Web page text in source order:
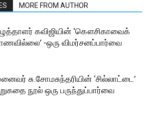
MORE FROM AUTHOR
கவிஜியின் ‘கௌசிகாவைக்
-ஒரு விமர்சனப்பார்வை
சு.சோமசுந்தரியின் ‘சில்லாட்டை’
நூல் ஒரு பருந்துப்பார்வை